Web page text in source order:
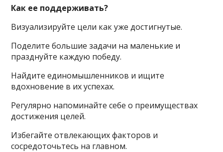
Как ее поддерживать?
Визуализируйте цели как уже достигнутые.
Поделите большие задачи на маленькие и
празднуйте каждую победу.
Найдите единомышленников и ищите
вдохновение в их успехах.
Регулярно напоминайте себе о преимуществах
достижения целей.
Избегайте отвлекающих факторов и
сосредоточьтесь на главном.